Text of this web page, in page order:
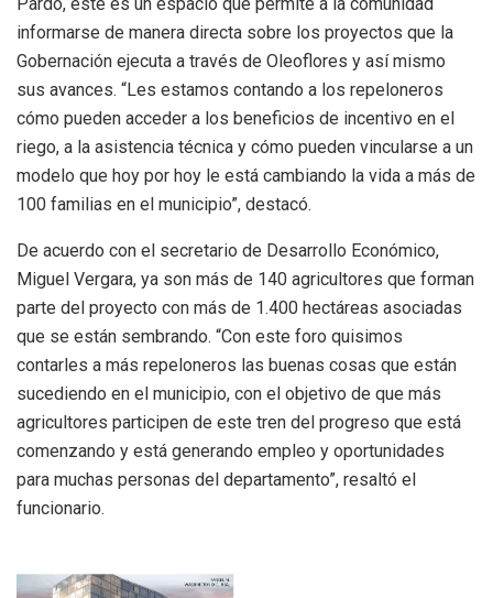
Pardo, este es un espacio que permite a la comunidad
informarse de manera directa sobre los proyectos que la
Gobernación ejecuta a través de Oleoflores y así mismo
sus avances. “Les estamos contando a los repeloneros
cómo pueden acceder a los beneficios de incentivo en el
riego, a la asistencia técnica y cómo pueden vincularse a un
modelo que hoy por hoy le está cambiando la vida a más de
100 familias en el municipio”, destacó.
De acuerdo con el secretario de Desarrollo Económico,
Miguel Vergara, ya son más de 140 agricultores que forman
parte del proyecto con más de 1.400 hectáreas asociadas
que se están sembrando. “Con este foro quisimos
contarles a más repeloneros las buenas cosas que están
sucediendo en el municipio, con el objetivo de que más
agricultores participen de este tren del progreso que está
comenzando y está generando empleo y oportunidades
para muchas personas del departamento”, resaltó el
funcionario.